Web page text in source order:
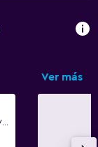
Ver más